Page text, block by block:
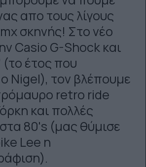
απο τους λίγους
σκηνής! Στο νέο
Casio G-Shock και
(το έτος που
Nigel), τον βλέπουμε
retro ride
και πολλές
80's (μας θύμισε
Lee η